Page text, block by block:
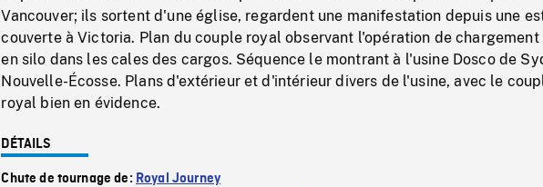
Vancouver; ils sortent d'une église, regardent une manifestation depuis une
couverte à Victoria. Plan du couple royal observant l'opération de
en silo dans les cales des cargos. Séquence le montrant à l'usine Dosco de
Nouvelle-Écosse. Plans d'extérieur et d'intérieur divers de l'usine, avec le
royal bien en évidence.
DÉTAILS
Chute de tournage de: Royal Journey